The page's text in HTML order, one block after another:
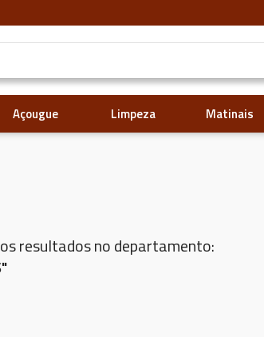
Matinais
Limpeza
Açougue
resultados no departamento: